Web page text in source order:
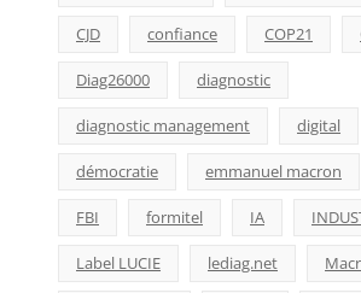
CJD confiance COP21
Diag26000 diagnostic
diagnostic management digital
démocratie emmanuel macron
FBI formitel IA
Label LUCIE lediag.net